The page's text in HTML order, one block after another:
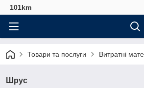
101km
Товари та послуги Витратні
Шрус